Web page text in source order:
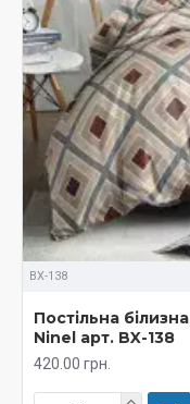
BX-138
Постільна
Ninel арт. BX-138
420.00 грн.